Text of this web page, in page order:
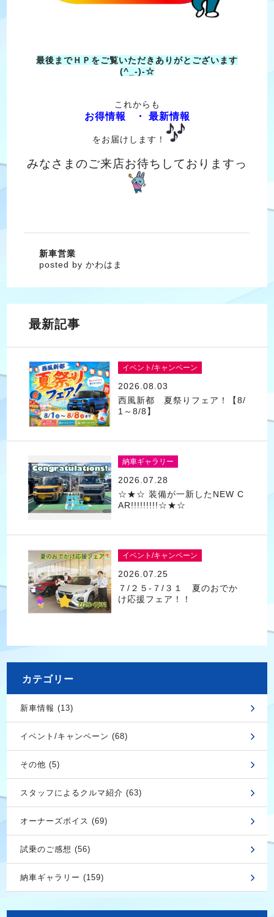
最後までＨＰをご覧いただきありがとございます
(^_-)-☆
これからも
お得情報 ・ 最新情報
をお届けします！
みなさまのご来店お待ちしておりますっ
新車営業
posted by かわはま
最新記事
イベント/キャンペーン
2026.08.03
西風新都 夏祭りフェア！【8/
1～8/8】
納車ギャラリー
2026.07.28
☆★☆ 装備が一新したNEW C
AR!!!!!!!!!☆★☆
イベント/キャンペーン
2026.07.25
７/２５-７/３１ 夏のおでか
け応援フェア！！
カテゴリー
新車情報 (13)
イベント/キャンペーン (68)
その他 (5)
スタッフによるクルマ紹介 (63)
オーナーズボイス (69)
試乗のご感想 (56)
納車ギャラリー (159)